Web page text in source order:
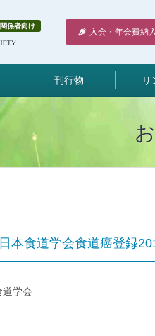
係者向け
入会・年会費納
刊行物 リ
日本食道学会食道癌登録
学会